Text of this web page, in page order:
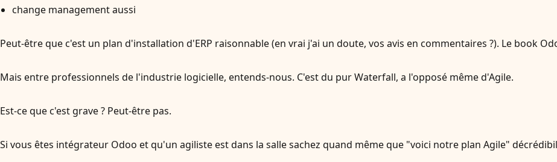
change management aussi
Peut-être que c'est un plan d'installation d'ERP raisonnable (en vrai j'ai un doute, vos avis en commentaires ?). Le book
Mais entre professionnels de l'industrie logicielle, entends-nous. C'est du pur Waterfall, a l'opposé même d'Agile.
Est-ce que c'est grave ? Peut-être pas.
Si vous êtes intégrateur Odoo et qu'un agiliste est dans la salle sachez quand même que "voici notre plan Agile"